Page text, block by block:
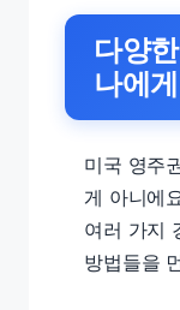
다양
나에
미국 영주
게 아니에
여러 가지
방법들을